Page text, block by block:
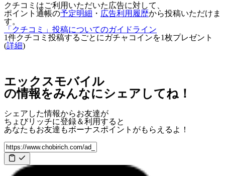
クチコミはご利用いただいた広告に対して、
ポイント通帳の予定明細 ・ 広告利用履歴から投稿いただけま
す。
「クチコミ」投稿についてのガイドライン
1件クチコミ投稿するごとに ガチャコインを1枚プレゼント
(詳細)
エックスモバイル
の情報をみんなにシェアしてね！
シェアした情報からお友達が
ちょびリッチに登録＆利用すると
あなたもお友達もボーナスポイント がもらえるよ！